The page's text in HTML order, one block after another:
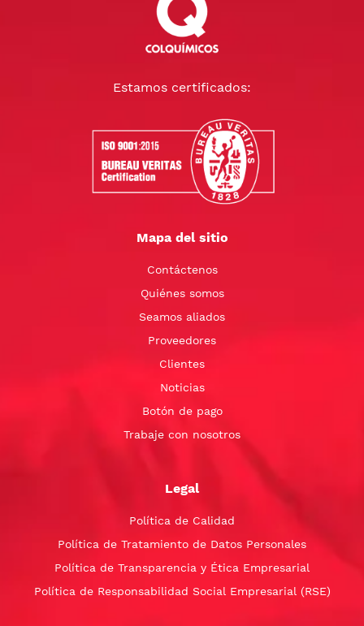
Estamos certificados:
Mapa del sitio
Contáctenos
Quiénes somos
Seamos aliados
Proveedores
Clientes
Noticias
Botón de pago
Trabaje con nosotros
Legal
Política de Calidad
Política de Tratamiento de Datos Personales
Política de Transparencia y Ética Empresarial
Política de Responsabilidad Social Empresarial (RSE)